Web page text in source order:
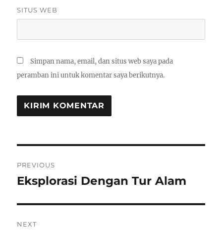
SITUS WEB
Simpan nama, email, dan situs web saya pada
peramban ini untuk komentar saya berikutnya.
pos
PREVIOUS
Previous
Eksplorasi Dengan Tur Alam
NEXT